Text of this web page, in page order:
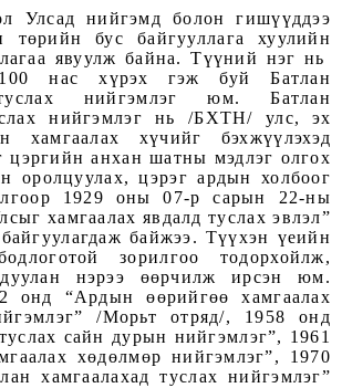
Улсад нийгэмд болон гишүүддээ
төрийн бус байгууллага хуулийн
явуулж байна. Түүний нэг нь
нас хүрэх гэж буй Батлан
нийгэмлэг юм. Батлан
нийгэмлэг нь /БХТН/ улс, эх
хамгаалах хүчийг бэхжүүлэхэд
цэргийн анхан шатны мэдлэг олгох
оролцуулах, цэрэг ардын холбоог
1929 оны 07-р сарын 22-ны
хамгаалах явдалд туслах эвлэл”
байжээ. Түүхэн үеийн
зорилгоо тодорхойлж,
нэрээ өөрчилж ирсэн юм.
онд “Ардын өөрийгөө хамгаалах
/Морьт отряд/, 1958 онд
сайн дурын нийгэмлэг”, 1961
хөдөлмөр нийгэмлэг”, 1970
хамгаалахад туслах нийгэмлэг”